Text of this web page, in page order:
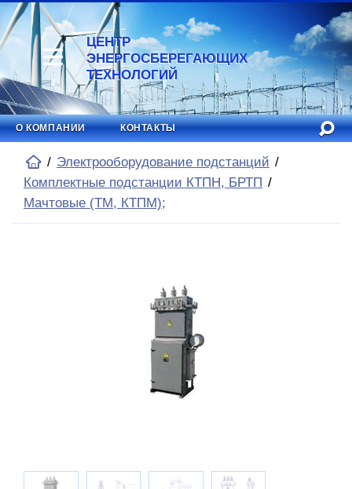
ЦЕНТР
ЭНЕРГОСБЕРЕГАЮЩИХ
ТЕХНОЛОГИЙ
О КОМПАНИИ КОНТАКТЫ
Электрооборудование подстанций
Комплектные подстанции КТПН, БРТП
Мачтовые (ТМ, КТПМ);